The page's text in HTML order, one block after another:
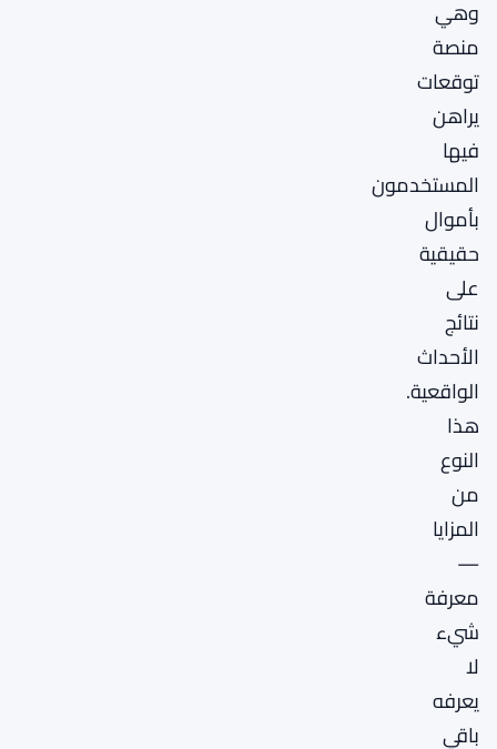
وهي
منصة
توقعات
يراهن
فيها
المستخدمون
بأموال
حقيقية
على
نتائج
الأحداث
الواقعية.
هذا
النوع
من
المزايا
—
معرفة
شيء
لا
يعرفه
باقي